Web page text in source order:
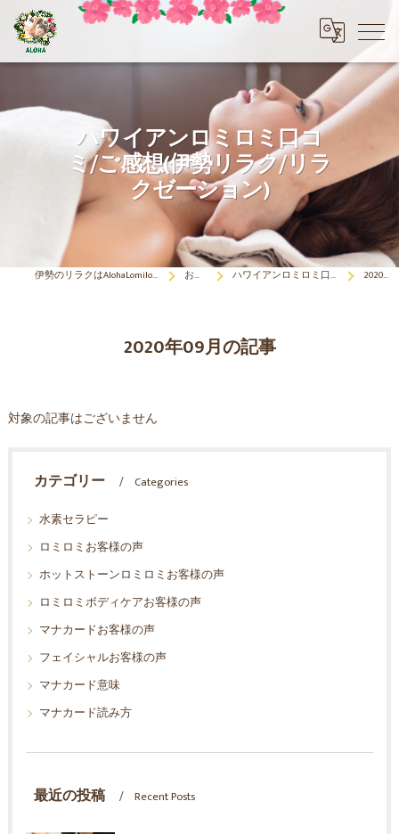
ハワイアンロミロミ口コ
ミ/ご感想(伊勢リラク/リラ
クゼーション)
伊勢のリラクはAlohaLomilomi HOKULELEcoco(アロハロミロミ ホクレレココ)☆彡 お客さまの声 ハワイアンロミロミ口コミ/ご感想(伊勢リラク/リラクゼーション) 2020年09月の記事
2020年09月の記事
対象の記事はございません
カテゴリー
Categories
水素セラピー
ロミロミお客様の声
ホットストーンロミロミお客様の声
ロミロミボディケアお客様の声
マナカードお客様の声
フェイシャルお客様の声
マナカード意味
マナカード読み方
最近の投稿 Recent Posts